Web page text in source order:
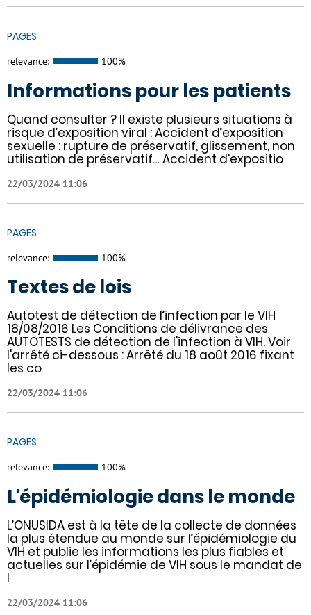
PAGES
relevance: 100%
Informations pour les patients
Quand consulter ? Il existe plusieurs situations à
risque d’exposition viral : Accident d’exposition
sexuelle : rupture de préservatif, glissement, non
utilisation de préservatif… Accident d’expositio
22/03/2024 11:06
PAGES
relevance: 100%
Textes de lois
Autotest de détection de l’infection par le VIH
18/08/2016 Les Conditions de délivrance des
AUTOTESTS de détection de l'infection à VIH. Voir
l'arrêté ci-dessous : Arrêté du 18 août 2016 fixant
les co
22/03/2024 11:06
PAGES
relevance: 100%
L'épidémiologie dans le monde
L’ONUSIDA est à la tête de la collecte de données
la plus étendue au monde sur l’épidémiologie du
VIH et publie les informations les plus fiables et
actuelles sur l’épidémie de VIH sous le mandat de
l
22/03/2024 11:06